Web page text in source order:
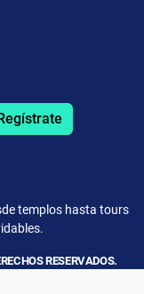
templos hasta tours
RESERVADOS.